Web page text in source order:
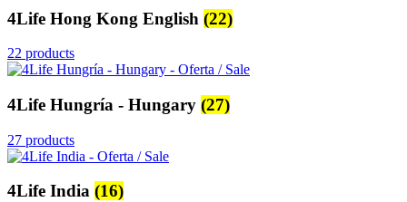
4Life Hong Kong English (22)
22 products
4Life Hungría - Hungary (27)
27 products
4Life India (16)